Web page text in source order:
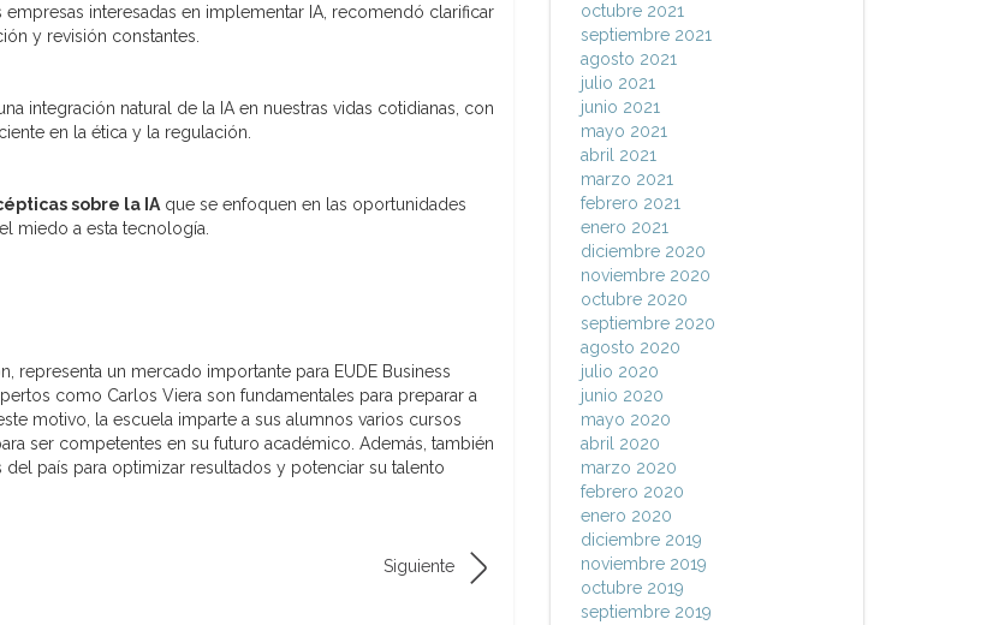
empresas interesadas en implementar IA, recomendó clarificar
y revisión constantes.
integración natural de la IA en nuestras vidas cotidianas, con
en la ética y la regulación.
sobre la IA que se enfoquen en las oportunidades
miedo a esta tecnología.
representa un mercado importante para EUDE Business
como Carlos Viera son fundamentales para preparar a
motivo, la escuela imparte a sus alumnos varios cursos
ser competentes en su futuro académico. Además, también
país para optimizar resultados y potenciar su talento
Siguiente
octubre 2021
septiembre 2021
agosto 2021
julio 2021
junio 2021
mayo 2021
abril 2021
marzo 2021
febrero 2021
enero 2021
diciembre 2020
noviembre 2020
octubre 2020
septiembre 2020
agosto 2020
julio 2020
junio 2020
mayo 2020
abril 2020
marzo 2020
febrero 2020
enero 2020
diciembre 2019
noviembre 2019
octubre 2019
septiembre 2019